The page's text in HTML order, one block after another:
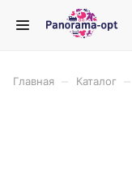
Главная Каталог